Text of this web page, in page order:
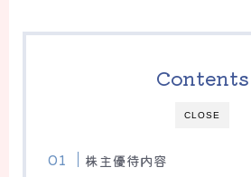
CLOSE
Contents
株主優待内容